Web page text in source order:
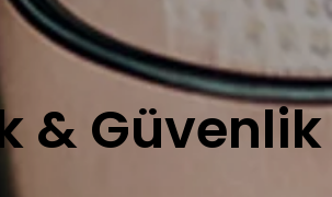
& Güvenlik